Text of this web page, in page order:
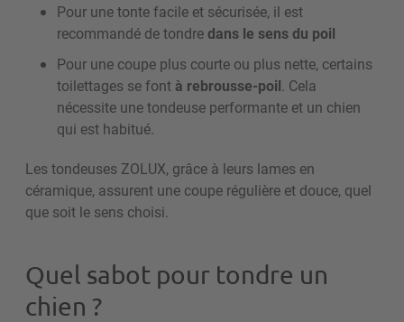
Pour une tonte facile et sécurisée, il est
recommandé de tondredans le sens du poil
Pour une coupe plus courte ou plus nette, certains
toilettages se font à rebrousse-poil. Cela
nécessite une tondeuse performante et un chien
qui est habitué.
Les tondeuses ZOLUX, grâce à leurs lames en
céramique, assurent une coupe régulière et douce, quel
que soit le sens choisi.
Quel sabot pour tondre un
chien ?